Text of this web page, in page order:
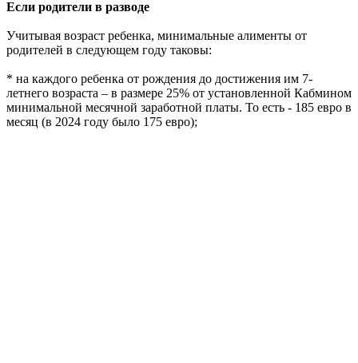
Если родители в разводе
Учитывая возраст ребенка, минимальные алименты от
родителей в следующем году таковы:
* на каждого ребенка от рождения до достижения им 7-
летнего возраста – в размере 25% от установленной Кабмином
минимальной месячной заработной платы. То есть - 185 евро в
месяц (в 2024 году было 175 евро);